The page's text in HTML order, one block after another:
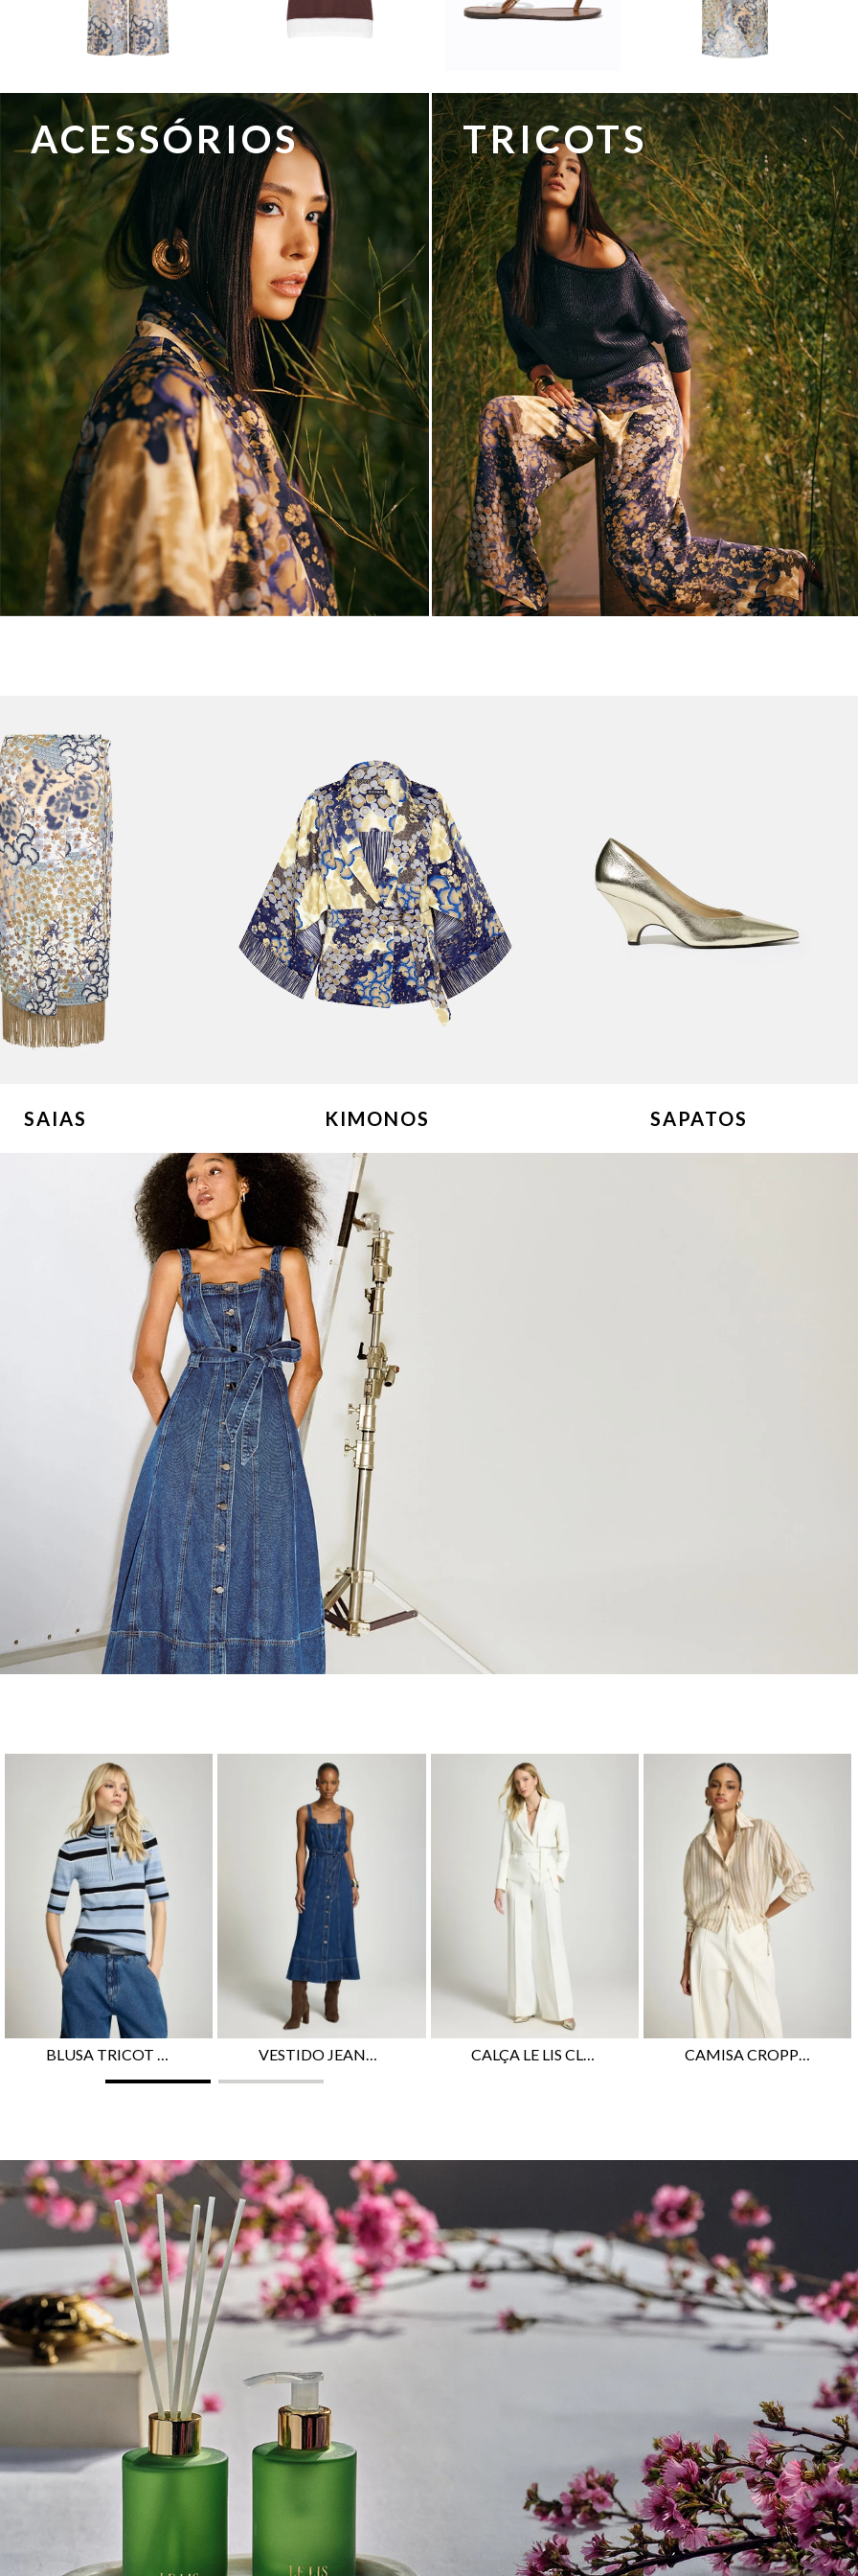
ACESSÓRIOS TRICOTS
SAIAS KIMONOS SAPATOS
BLUSA TRICOT LE LIS TATA FEMININA VESTIDO JEANS MIDI LE LIS IRINA FEMININO CALÇA LE LIS CLAUDIA FEMININA CAMISA CROPPED LE LIS RENÊ FEMININA